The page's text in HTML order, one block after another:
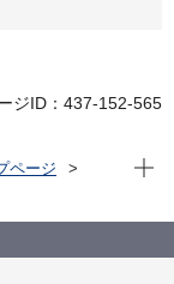
ジID：437-152-565
ページ
現在